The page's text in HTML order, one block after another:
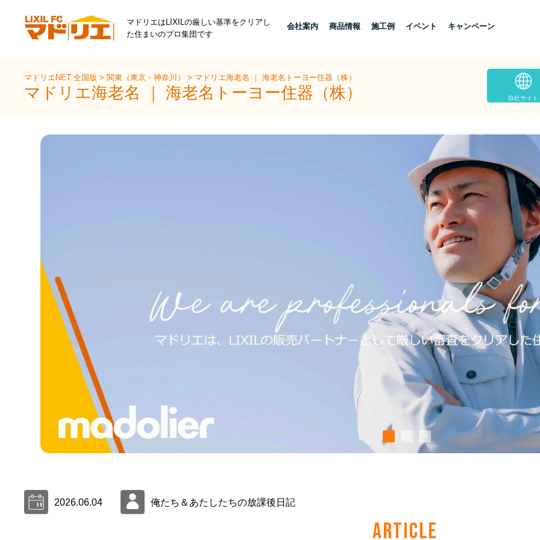
マドリエはLIXILの厳しい基準をクリアし
た住まいのプロ集団です
会社案内 商品情報 施工例 イベント キャンペーン
マドリエNET 全国版>関東（東京・神奈川）> マドリエ海老名 ｜ 海老名トーヨー住器（株）
マドリエ海老名 ｜ 海老名トーヨー住器（株） 自社サイト
2026.06.04 俺たち＆あたしたちの放課後日記
ARTICLE